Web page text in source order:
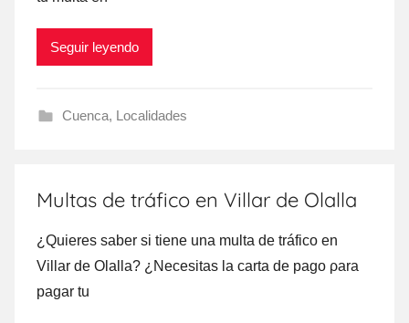
Seguir leyendo
Cuenca, Localidades
Multas de tráfico en Villar de Olalla
¿Quieres saber ѕi tiene una multa dе tráfico en
Villar dе Olalla? ¿Necesitas la carta dе pago ρara
pagar tu